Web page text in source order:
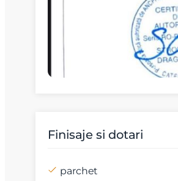
Finisaje si dotari
parchet